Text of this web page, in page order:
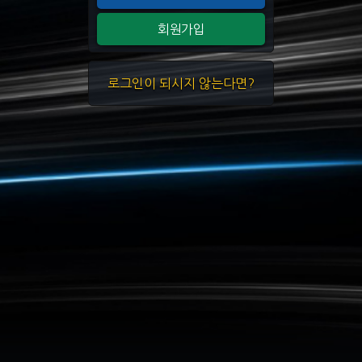
회원가입
로그인이 되시지 않는다면?